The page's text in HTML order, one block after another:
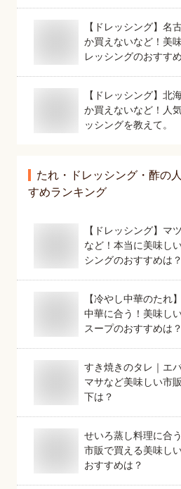
【ドレッシング】名
か買えないなど！美
レッシングのおすす
【ドレッシング】北
か買えないなど！人
ッシングを教えて。
たれ・ドレッシング・酢の
すめランキング
【ドレッシング】マ
など！本当に美味し
シングのおすすめは？
【冷やし中華のたれ
中華に合う！美味し
スープのおすすめは？
すき焼きのタレ｜エ
マサなど美味しい市
下は？
せいろ蒸し料理に合
市販で買える美味し
おすすめは？